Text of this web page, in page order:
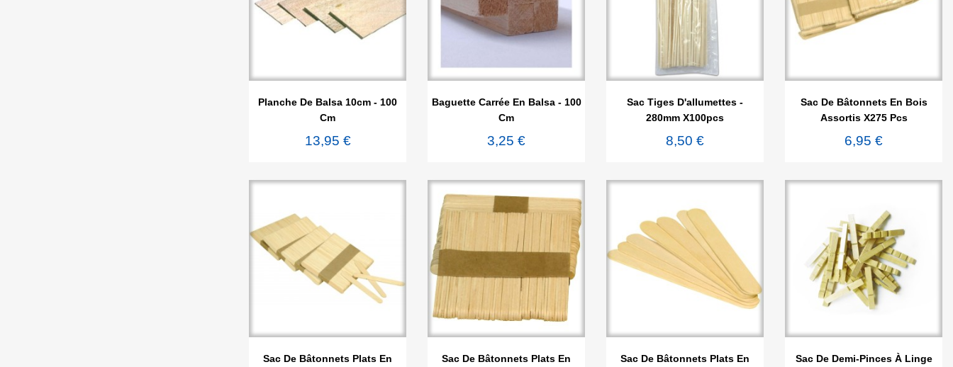

Planche De Balsa 10cm - 100
Cm
13,95 €
 Aperçu rapide
Baguette Carrée En Balsa - 100
Cm
3,25 €

Sac Tiges D'allumettes -
280mm X100pcs
8,50 €
 Aperçu rapide
Sac De Bâtonnets En Bois
Assortis X275 Pcs
6,95 €
 Aperçu rapide
Sac De Bâtonnets Plats En
 Aperçu rapide
Sac De Bâtonnets Plats En
 Aperçu rapide
Sac De Bâtonnets Plats En
 Aperçu rapide
Sac De Demi-Pinces À Linge